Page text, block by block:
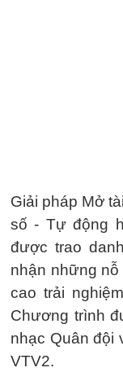
Giải pháp Mở
số - Tự động
được trao
nhận những
cao trải
Chương trình
nhạc Quân đội
VTV2.